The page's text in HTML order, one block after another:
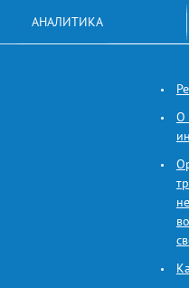
АНАЛИТИКА
О